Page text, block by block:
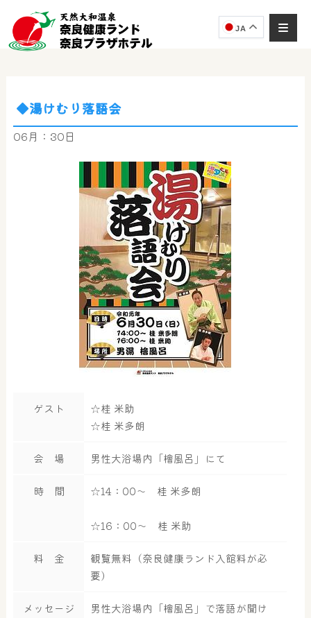
JA
◆湯けむり落語会
06月：30日
ゲスト
☆桂 米助
☆桂 米多朗
会 場 男性大浴場内「檜風呂」にて
時 間 ☆14：00～ 桂 米多朗
☆16：00～ 桂 米助
料 金
観覧無料（奈良健康ランド入館料が必
要）
メッセージ
男性大浴場内「檜風呂」で落語が聞け
奈良健康ランド AIコンシェルジュです。
ご質問をお伺いします。